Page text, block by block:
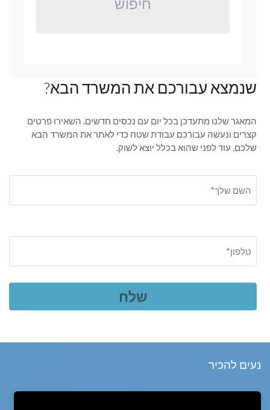
חיפוש
שנמצא עבורכם את המשרד הבא?
המאגר שלנו מתעדכן בכל יום עם נכסים חדשים. השאירו פרטים
קצרים ונעשה עבורכם עבודת שטח כדי לאתר את המשרד הבא
שלכם, עוד לפני שהוא בכלל יוצא לשוק.
נעים להכיר